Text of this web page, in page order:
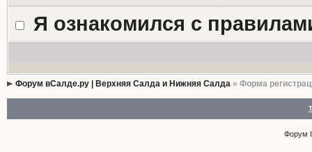
Я ознакомился с
Форум вСалде.ру | Верхняя Салда и Нижняя Салда» Форма
Форум